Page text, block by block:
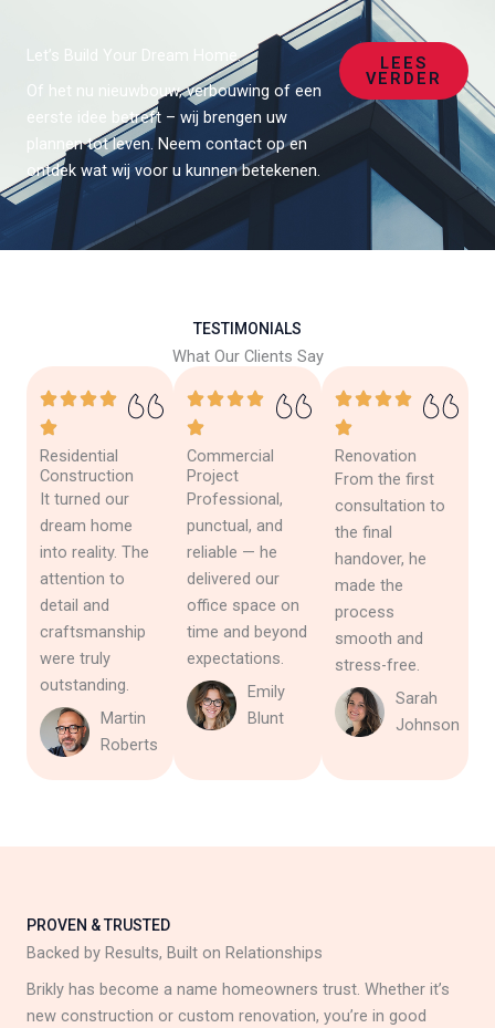
Let’s Build Your Dream Home.
Of het nu nieuwbouw, verbouwing of een
eerste idee betreft – wij brengen uw
plannen tot leven. Neem contact op en
ontdek wat wij voor u kunnen betekenen.
LEES
VERDER
TESTIMONIALS
What Our Clients Say
Residential
Construction
It turned our
dream home
into reality. The
attention to
detail and
craftsmanship
were truly
outstanding.
Martin
Roberts
Commercial
Project
Professional,
punctual, and
reliable — he
delivered our
office space on
time and beyond
expectations.
Emily
Blunt
Renovation
From the first
consultation to
the final
handover, he
made the
process
smooth and
stress-free.
Sarah
Johnson
PROVEN & TRUSTED
Backed by Results, Built on Relationships
Brikly has become a name homeowners trust. Whether it’s
new construction or custom renovation, you’re in good